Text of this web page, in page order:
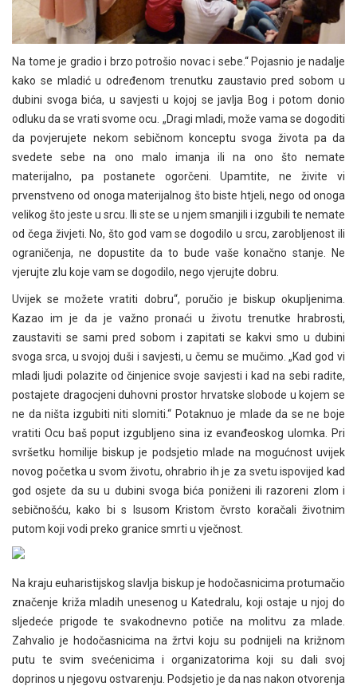
Na tome je gradio i brzo potrošio novac i sebe.“ Pojasnio je nadalje
kako se mladić u određenom trenutku zaustavio pred sobom u
dubini svoga bića, u savjesti u kojoj se javlja Bog i potom donio
odluku da se vrati svome ocu. „Dragi mladi, može vama se dogoditi
da povjerujete nekom sebičnom konceptu svoga života pa da
svedete sebe na ono malo imanja ili na ono što nemate
materijalno, pa postanete ogorčeni. Upamtite, ne živite vi
prvenstveno od onoga materijalnog što biste htjeli, nego od onoga
velikog što jeste u srcu. Ili ste se u njem smanjili i izgubili te nemate
od čega živjeti. No, što god vam se dogodilo u srcu, zarobljenost ili
ograničenja, ne dopustite da to bude vaše konačno stanje. Ne
vjerujte zlu koje vam se dogodilo, nego vjerujte dobru.
Uvijek se možete vratiti dobru“, poručio je biskup okupljenima.
Kazao im je da je važno pronaći u životu trenutke hrabrosti,
zaustaviti se sami pred sobom i zapitati se kakvi smo u dubini
svoga srca, u svojoj duši i savjesti, u čemu se mučimo. „Kad god vi
mladi ljudi polazite od činjenice svoje savjesti i kad na sebi radite,
postajete dragocjeni duhovni prostor hrvatske slobode u kojem se
ne da ništa izgubiti niti slomiti.“ Potaknuo je mlade da se ne boje
vratiti Ocu baš poput izgubljeno sina iz evanđeoskog ulomka. Pri
svršetku homilije biskup je podsjetio mlade na mogućnost uvijek
novog početka u svom životu, ohrabrio ih je za svetu ispovijed kad
god osjete da su u dubini svoga bića poniženi ili razoreni zlom i
sebičnošću, kako bi s Isusom Kristom čvrsto koračali životnim
putom koji vodi preko granice smrti u vječnost.
Na kraju euharistijskog slavlja biskup je hodočasnicima protumačio
značenje križa mladih unesenog u Katedralu, koji ostaje u njoj do
sljedeće prigode te svakodnevno potiče na molitvu za mlade.
Zahvalio je hodočasnicima na žrtvi koju su podnijeli na križnom
putu te svim svećenicima i organizatorima koji su dali svoj
doprinos u njegovu ostvarenju. Podsjetio je da nas nakon otvorenja